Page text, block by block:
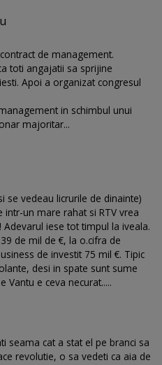
de management.
toti angajatii sa sprijine
Apoi a organizat congresul
in schimbul unui
majoritar...
se vedeau licrurile de dinainte)
intr-un mare rahat si RTV vrea
iese tot timpul la iveala.
de mil de €, la o.cifra de
de investit 75 mil €. Tipic
desi in spate sunt sume
Vantu e ceva necurat.....
seama cat a stat el pe branci sa
revolutie, o sa vedeti ca aia de